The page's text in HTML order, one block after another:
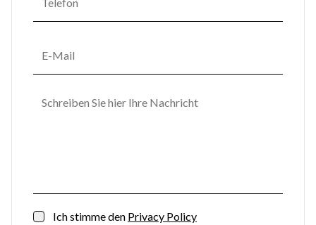
Ich stimme den Privacy Policy